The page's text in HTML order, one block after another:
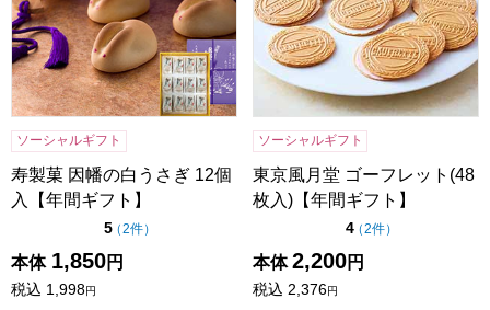
ソーシャルギフト
寿製菓 因幡の白うさぎ 12個
入【年間ギフト】
5点（5点満点中）
（2件の評価
）
本体 1,850円
税込 1,998円
ソーシャルギフト
東京風月堂 ゴーフレット(48
枚入)【年間ギフト】
4点（5点満点中）
（2件の評価
）
本体 2,200円
税込 2,376円